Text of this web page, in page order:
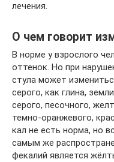
лечения.
О чем говорит
В норме у взрослого
оттенок. Но при
стула может
серого, как глина,
серого, песочного,
темно-оранжевого,
кал не есть норма, но
самым же
фекалий является